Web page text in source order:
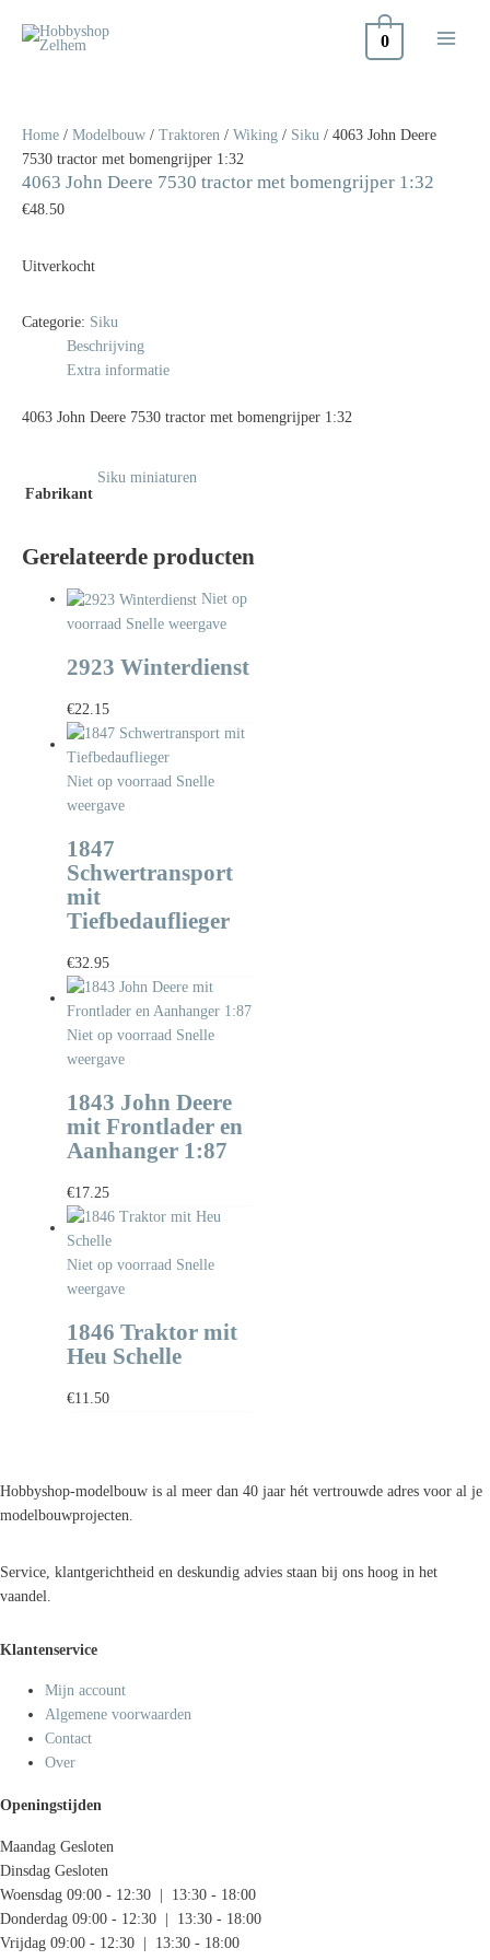
naar
0
Home / Modelbouw / Traktoren / Wiking / Siku / 4063 John Deere
7530 tractor met bomengrijper 1:32
4063 John Deere 7530 tractor met bomengrijper 1:32
€48.50
Uitverkocht
Categorie: Siku
Beschrijving
Extra informatie
4063 John Deere 7530 tractor met bomengrijper 1:32
Fabrikant
Siku miniaturen
Gerelateerde producten
Niet op
voorraad Snelle weergave
2923 Winterdienst
€22.15
Niet op voorraad Snelle
weergave
1847
Schwertransport
mit
Tiefbedauflieger
€32.95
Niet op voorraad Snelle
weergave
1843 John Deere
mit Frontlader en
Aanhanger 1:87
€17.25
Niet op voorraad Snelle
weergave
1846 Traktor mit
Heu Schelle
€11.50
Hobbyshop-modelbouw is al meer dan 40 jaar hét vertrouwde adres voor al je
modelbouwprojecten.
Service, klantgerichtheid en deskundig advies staan bij ons hoog in het
vaandel.
Klantenservice
Mijn account
Algemene voorwaarden
Contact
Over
Openingstijden
Maandag Gesloten
Dinsdag Gesloten
Woensdag 09:00 - 12:30 | 13:30 - 18:00
Donderdag 09:00 - 12:30 | 13:30 - 18:00
Vrijdag 09:00 - 12:30 | 13:30 - 18:00